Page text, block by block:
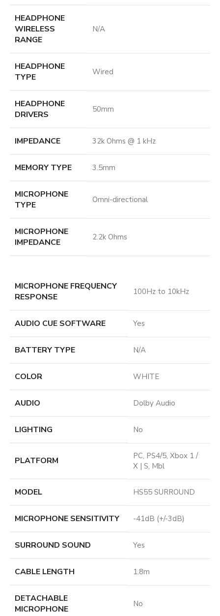
HEADPHONE
WIRELESS
RANGE
N/A
HEADPHONE
TYPE
Wired
HEADPHONE
DRIVERS
50mm
IMPEDANCE 32k Ohms @ 1 kHz
MEMORY TYPE 3.5mm
MICROPHONE
TYPE
Omni-directional
MICROPHONE
IMPEDANCE
2.2k Ohms
MICROPHONE FREQUENCY
RESPONSE
100Hz to 10kHz
AUDIO CUE SOFTWARE Yes
BATTERY TYPE N/A
COLOR WHITE
AUDIO Dolby Audio
LIGHTING No
PLATFORM
PC, PS4/5, Xbox 1 /
X | S, Mbl
MODEL HS55 SURROUND
MICROPHONE SENSITIVITY -41dB (+/-3dB)
SURROUND SOUND Yes
CABLE LENGTH 1.8m
DETACHABLE
MICROPHONE
No